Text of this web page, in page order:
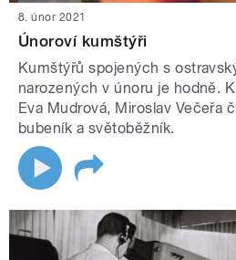
8. únor 2021
Únoroví kumštýři
Kumštýřů spojených s
narozených v únoru je hodně.
Eva Mudrová, Miroslav Večeřa
bubeník a světoběžník.